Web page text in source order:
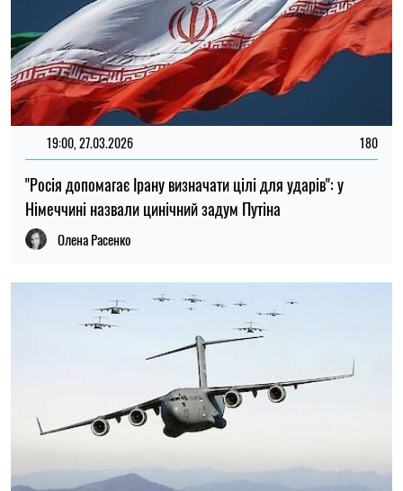
19:00, 27.03.2026 180
"Росія допомагає Ірану визначати цілі для ударів": у
Німеччині назвали цинічний задум Путіна
Олена Расенко